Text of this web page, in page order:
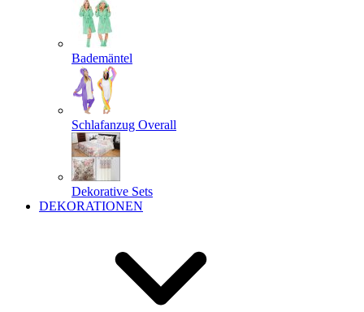
Bademäntel
Schlafanzug Overall
Dekorative Sets
DEKORATIONEN